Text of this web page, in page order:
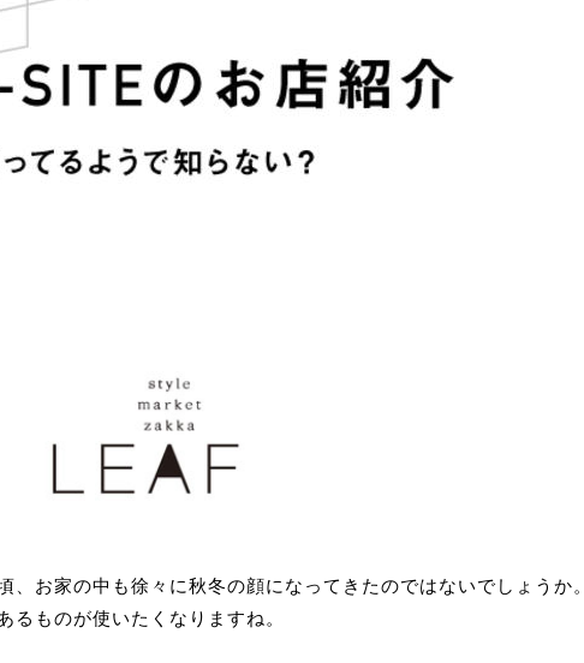
、お家の中も徐々に秋冬の顔になってきたのではないでしょうか。
るものが使いたくなりますね。